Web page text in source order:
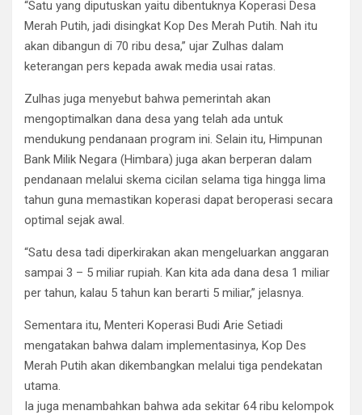
“Satu yang diputuskan yaitu dibentuknya Koperasi Desa
Merah Putih, jadi disingkat Kop Des Merah Putih. Nah itu
akan dibangun di 70 ribu desa,” ujar Zulhas dalam
keterangan pers kepada awak media usai ratas.
Zulhas juga menyebut bahwa pemerintah akan
mengoptimalkan dana desa yang telah ada untuk
mendukung pendanaan program ini. Selain itu, Himpunan
Bank Milik Negara (Himbara) juga akan berperan dalam
pendanaan melalui skema cicilan selama tiga hingga lima
tahun guna memastikan koperasi dapat beroperasi secara
optimal sejak awal.
“Satu desa tadi diperkirakan akan mengeluarkan anggaran
sampai 3 – 5 miliar rupiah. Kan kita ada dana desa 1 miliar
per tahun, kalau 5 tahun kan berarti 5 miliar,” jelasnya.
Sementara itu, Menteri Koperasi Budi Arie Setiadi
mengatakan bahwa dalam implementasinya, Kop Des
Merah Putih akan dikembangkan melalui tiga pendekatan
utama.
Ia juga menambahkan bahwa ada sekitar 64 ribu kelompok